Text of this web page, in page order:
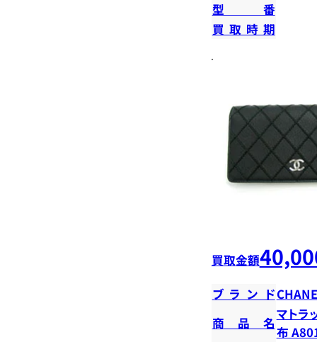
型番
買取時期
買取金額
ブランド
商品名
マトラ
布